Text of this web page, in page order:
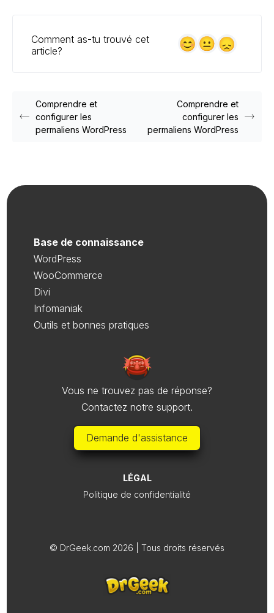
Comment as-tu trouvé cet
article?
Comprendre et
configurer les
permaliens WordPress
Comprendre et
configurer les
permaliens WordPress
Base de connaissance
WordPress
WooCommerce
Divi
Infomaniak
Outils et bonnes pratiques
Vous ne trouvez pas de réponse?
Contactez notre support.
Demande d'assistance
LÉGAL
Politique de confidentialité
© DrGeek.com 2026 | Tous droits réservés